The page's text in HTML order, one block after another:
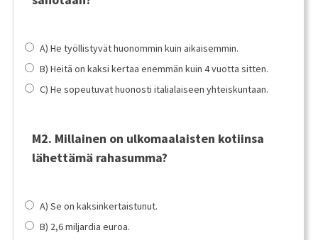
A) He työllistyvät huonommin kuin aikaisemmin.
B) Heitä on kaksi kertaa enemmän kuin 4 vuotta sitten.
C) He sopeutuvat huonosti italialaiseen yhteiskuntaan.
M2. Millainen on ulkomaalaisten kotiinsa
lähettämä rahasumma?
A) Se on kaksinkertaistunut.
B) 2,6 miljardia euroa.